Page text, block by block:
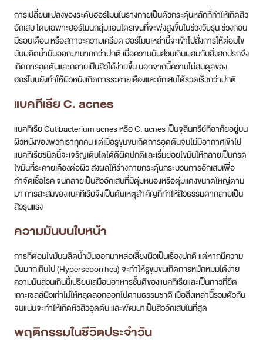
การเปลี่ยนแปลงของระดับฮอร์โมนในร่างกายเป็นตัวกระตุ้นหลักที่ทำให้เกิดสิว
อักเสบ โดยเฉพาะฮอร์โมนกลุ่มแอนโดรเจนที่จะพุ่งสูงขึ้นในช่วงวัยรุ่น ช่วงก่อน
มีรอบเดือน หรือสภาวะความเครียด ฮอร์โมนเหล่านี้จะเข้าไปสั่งการให้ต่อมไข
มันผลิตน้ำมันออกมามากกว่าปกติ เมื่อความมันส่วนเกินผสมกับสิ่งสกปรกจึง
เกิดการอุดตันและกลายเป็นสิวได้ง่ายขึ้น นอกจากนี้ความไม่สมดุลของ
ฮอร์โมนยังทำให้ผิวหนังเกิดการระคายเคืองและอักเสบได้รวดเร็วกว่าปกติ
แบคทีเรีย C. acnes
แบคทีเรีย Cutibacterium acnes หรือ C. acnes เป็นจุลินทรีย์ที่อาศัยอยู่บน
ผิวหนังของพวกเราทุกคน แต่เมื่อรูขุมขนเกิดการอุดตันจนไม่มีอากาศเข้าไป
แบคทีเรียชนิดนี้จะเจริญเติบโตได้ดีผิดปกติและเริ่มย่อยไขมันให้กลายเป็นกรด
ไขมันที่ระคายเคืองต่อผิว ส่งผลให้ร่างกายกระตุ้นกระบวนการอักเสบเพื่อ
กำจัดเชื้อโรค จนกลายเป็นสิวอักเสบที่มีตุ่มหนองหรือตุ่มแดงขนาดใหญ่ตาม
มา การสะสมของแบคทีเรียจึงเป็นต้นเหตุสำคัญที่ทำให้สิวธรรมดากลายเป็น
สิวรุนแรง
ความมันบนใบหน้า
การที่ต่อมไขมันผลิตน้ำมันออกมาหล่อเลี้ยงผิวเป็นเรื่องปกติ แต่หากมีความ
มันมากเกินไป (Hyperseborrhea) จะทำให้รูขุมขนเกิดการหมักหมมได้ง่าย
ความมันส่วนเกินนี้เปรียบเสมือนอาหารชั้นดีของแบคทีเรียและเป็นกาวที่ยึด
เกาะเซลล์ผิวเก่าไม่ให้หลุดลอกออกไปตามธรรมชาติ เมื่อสิ่งเหล่านี้รวมตัวกัน
จนแน่นจะทำให้เกิดหัวสิวอุดตัน และพัฒนาเป็นสิวอักเสบในที่สุด
พฤติกรรมในชีวิตประจำวัน